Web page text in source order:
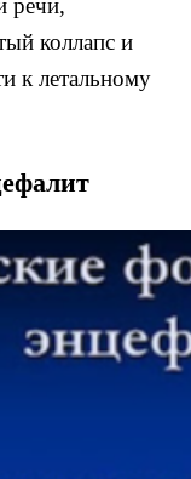
речи,
коллапс и
к летальному